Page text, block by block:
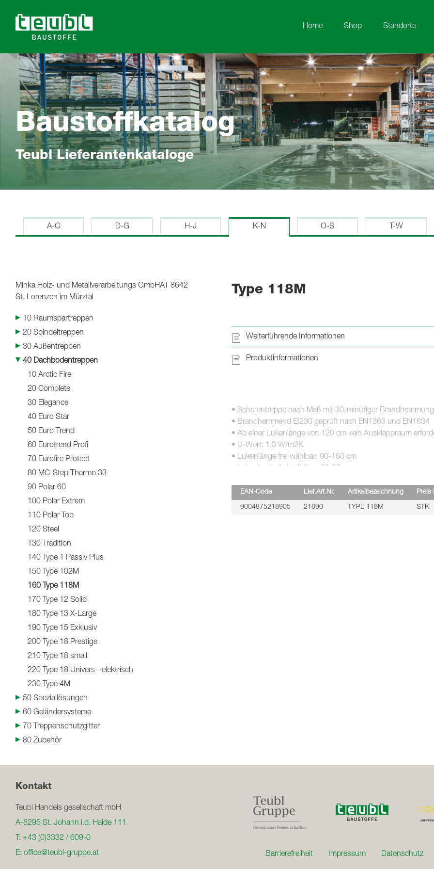
Home Shop Standorte
Baustoffkatalog
Teubl Lieferantenkataloge
A-C D-G H-J K-N O-S T-W
Minka Holz- und Metallverarbeitungs GmbHAT 8642
St. Lorenzen im Mürztal
10 Raumspartreppen
20 Spindeltreppen
30 Außentreppen
40 Dachbodentreppen
10 Arctic Fire
20 Complete
30 Elegance
40 Euro Star
50 Euro Trend
60 Eurotrend Profi
70 Eurofire Protect
80 MC-Step Thermo 33
90 Polar 60
100 Polar Extrem
110 Polar Top
120 Steel
130 Tradition
140 Type 1 Passiv Plus
150 Type 102M
160 Type 118M
170 Type 12 Solid
180 Type 13 X-Large
190 Type 15 Exklusiv
200 Type 18 Prestige
210 Type 18 small
220 Type 18 Univers - elektrisch
230 Type 4M
50 Speziallösungen
60 Geländersysteme
70 Treppenschutzgitter
80 Zubehör
Type 118M
Weiterführende Informationen
Produktinformationen
• Scherentreppe nach Maß mit 30-minütiger Brandhemmung
• Brandhemmend EI230 geprüft nach EN1363 und EN1634
• Ab einer Lukenlänge von 120 cm kein Ausklappraum
• U-Wert: 1,3 W/m2K
• Lukenlänge frei wählbar: 90-150 cm
Die Type 118M von Minka ist eine maßgefertigte und
EAN-Code Lief.Art.Nr. Artikelbezeichnung Preis
9004875218905 21890 TYPE 118M STK
Kontakt
Teubl Handels gesellschaft mbH
A-8295 St. Johann i.d. Haide 111
T: +43 (0)3332 / 609-0
E: office@teubl-gruppe.at Barrierefreiheit Impressum Datenschutz